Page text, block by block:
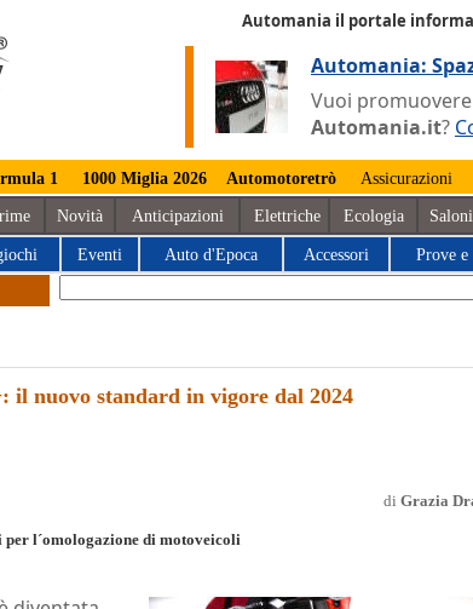
Automania il portale
Automania:
Vuoi
Automania.it?
1 1000 Miglia 2026 Automotoretrò Assicurazioni
Novità Anticipazioni Elettriche Ecologia Saloni
Eventi Auto d'Epoca Accessori Prove e
il nuovo standard in vigore dal 2024
di Grazia
l´omologazione di motoveicoli